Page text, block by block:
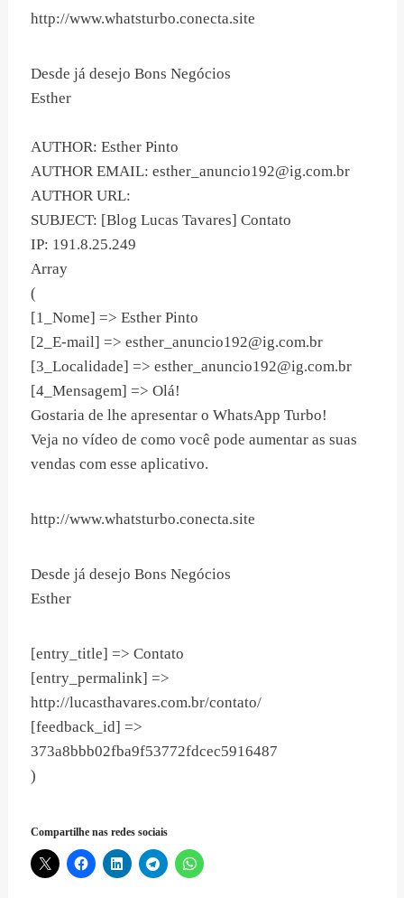
http://www.whatsturbo.conecta.site
Desde já desejo Bons Negócios
Esther
AUTHOR: Esther Pinto
AUTHOR EMAIL: esther_anuncio192@ig.com.br
AUTHOR URL:
SUBJECT: [Blog Lucas Tavares] Contato
IP: 191.8.25.249
Array
(
[1_Nome] => Esther Pinto
[2_E-mail] => esther_anuncio192@ig.com.br
[3_Localidade] => esther_anuncio192@ig.com.br
[4_Mensagem] => Olá!
Gostaria de lhe apresentar o WhatsApp Turbo!
Veja no vídeo de como você pode aumentar as suas
vendas com esse aplicativo.
http://www.whatsturbo.conecta.site
Desde já desejo Bons Negócios
Esther
[entry_title] => Contato
[entry_permalink] =>
http://lucasthavares.com.br/contato/
[feedback_id] =>
373a8bbb02fba9f53772fdcec5916487
)
Compartilhe nas redes sociais